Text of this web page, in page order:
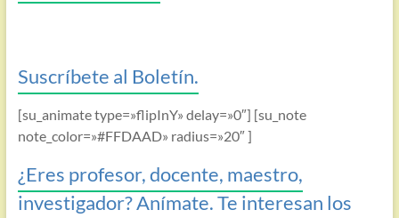
Suscríbete al Boletín.
[su_animate type=»flipInY» delay=»0″] [su_note
note_color=»#FFDAAD» radius=»20″ ]
¿Eres profesor, docente, maestro,
investigador? Anímate. Te interesan los